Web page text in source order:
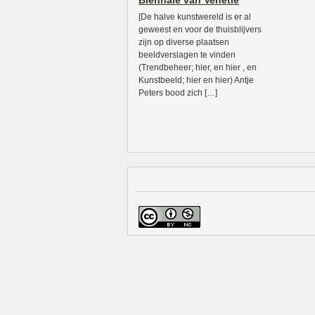
[De halve kunstwereld is er al
geweest en voor de thuisblijvers
zijn op diverse plaatsen
beeldverslagen te vinden
(Trendbeheer; hier, en hier , en
Kunstbeeld; hier en hier) Antje
Peters bood zich […]